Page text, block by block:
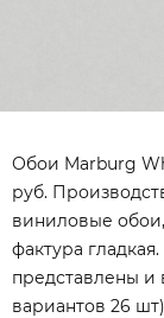
Обои Marburg
руб.
виниловые
фактура
представлены и
вариантов 26